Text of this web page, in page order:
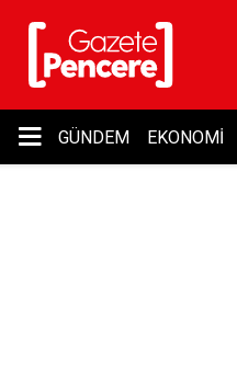
GÜNDEM EKONOMI